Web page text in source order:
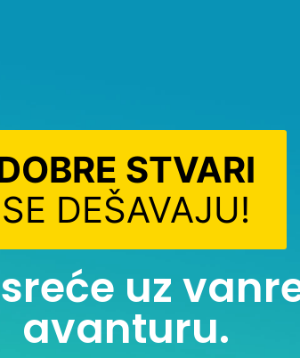
STVARI
SE DEŠAVAJU!
uz
avanturu.